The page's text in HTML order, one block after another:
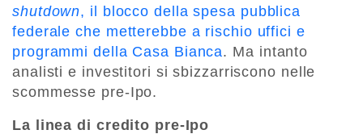
shutdown, il blocco della spesa pubblica
federale che metterebbe a rischio uffici e
programmi della Casa Bianca. Ma intanto
analisti e investitori si sbizzarriscono nelle
scommesse pre-Ipo.
La linea di credito pre-Ipo